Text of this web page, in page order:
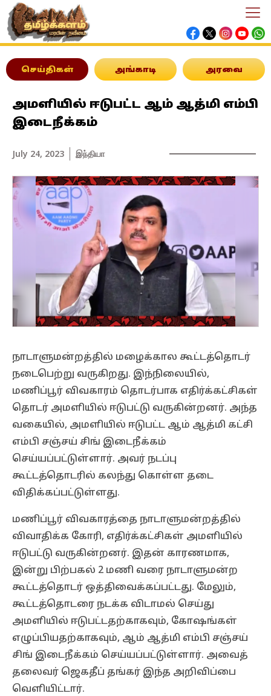
செய்திகள் அங்காடி அரவை
அமளியில் ஈடுபட்ட ஆம் ஆத்மி எம்பி
இடைநீக்கம்
July 24, 2023 இந்தியா
நாடாளுமன்றத்தில் மழைக்கால கூட்டத்தொடர்
நடைபெற்று வருகிறது. இந்நிலையில்,
மணிப்பூர் விவகாரம் தொடர்பாக எதிர்க்கட்சிகள்
தொடர் அமளியில் ஈடுபட்டு வருகின்றனர். அந்த
வகையில், அமளியில் ஈடுபட்ட ஆம் ஆத்மி கட்சி
எம்பி சஞ்சய் சிங் இடைநீக்கம்
செய்யப்பட்டுள்ளார். அவர் நடப்பு
கூட்டத்தொடரில் கலந்து கொள்ள தடை
விதிக்கப்பட்டுள்ளது.
மணிப்பூர் விவகாரத்தை நாடாளுமன்றத்தில்
விவாதிக்க கோரி, எதிர்க்கட்சிகள் அமளியில்
ஈடுபட்டு வருகின்றனர். இதன் காரணமாக,
இன்று பிற்பகல் 2 மணி வரை நாடாளுமன்ற
கூட்டத்தொடர் ஒத்திவைக்கப்பட்டது. மேலும்,
கூட்டத்தொடரை நடக்க விடாமல் செய்து
அமளியில் ஈடுபட்டதற்காகவும், கோஷங்கள்
எழுப்பியதற்காகவும், ஆம் ஆத்மி எம்பி சஞ்சய்
சிங் இடைநீக்கம் செய்யப்பட்டுள்ளார். அவைத்
தலைவர் ஜெகதீப் தங்கர் இந்த அறிவிப்பை
வெளியிட்டார்.